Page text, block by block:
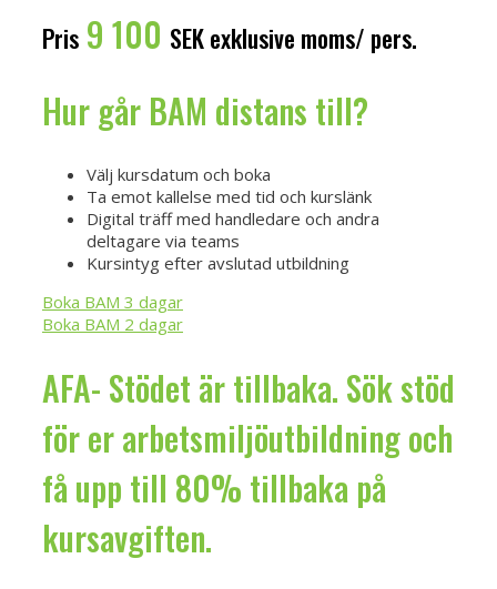
Pris 9 100 SEK exklusive moms/ pers.
Hur går BAM distans till?
Välj kursdatum och boka
Ta emot kallelse med tid och kurslänk
Digital träff med handledare och andra
deltagare via teams
Kursintyg efter avslutad utbildning
Boka BAM 3 dagar
Boka BAM 2 dagar
AFA- Stödet är tillbaka. Sök stöd
för er arbetsmiljöutbildning och
få upp till 80% tillbaka på
kursavgiften.